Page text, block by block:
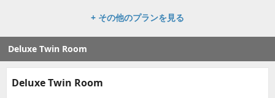
+ その他のプランを見る
Deluxe Twin Room
Deluxe Twin Room